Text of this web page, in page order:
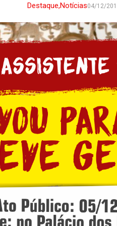
Destaque,Notícias04/12/